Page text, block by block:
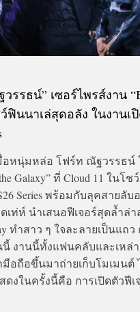
รธน์” เซอร์ไพรส์งาน
ฟินนาเล่สุดอลัง ในงานเปิ
หนุ่มหล่อ โฟร์ท ณัฐวรรธน์
Galaxy” ที่ Cloud 11 ในโ
Series พร้อมกับลุคสายลั
เท่ห์ นำเสนอฟีเจอร์สุดล้ำล่
ทำสาว ๆ ใจละลายเป็นแถว
งานนี้ทั้งแฟนคลับและเหล่า
อถือขึ้นมาถ่ายเก็บโมเมนต์
งในครั้งนี้คือ การเปิดตัวฟีเจ